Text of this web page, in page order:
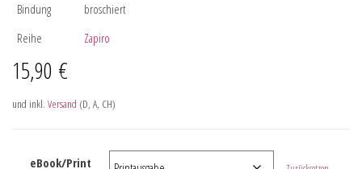
Bindung
broschiert
Reihe
Zapiro
15,90 €
und inkl. Versand (D, A, CH)
eBook/Print